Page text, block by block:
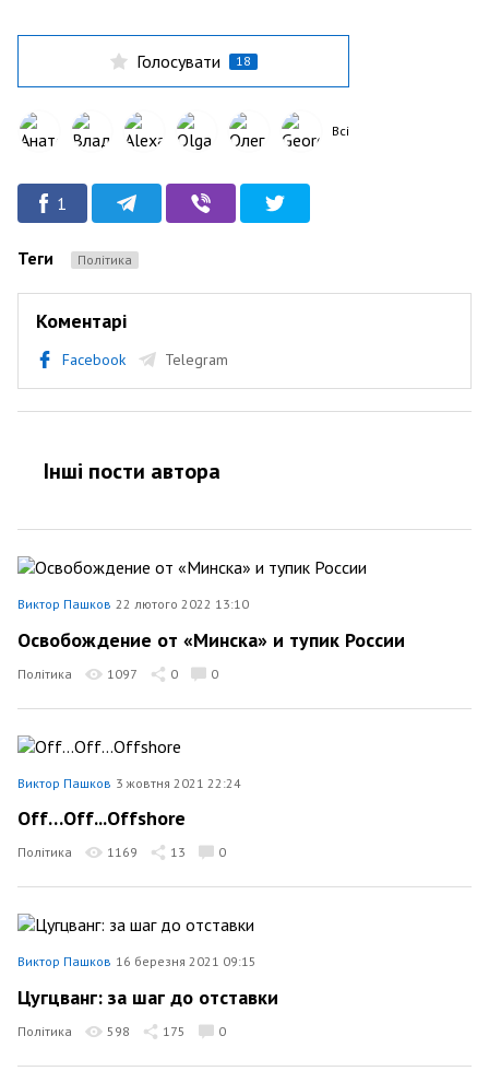
Голосувати 18
Всі
1
Теги Політика
Коментарі
Facebook Telegram
Інші пости автора
Виктор Пашков 22 лютого 2022 13:10
Освобождение от «Минска» и тупик России
Політика 1097 0 0
Виктор Пашков 3 жовтня 2021 22:24
Off…Off...Offshore
Політика 1169 13 0
Виктор Пашков 16 березня 2021 09:15
Цугцванг: за шаг до отставки
Політика 598 175 0